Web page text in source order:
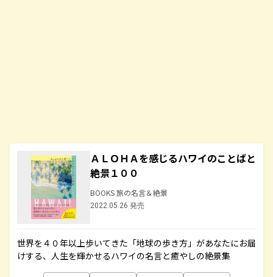
ＡＬＯＨＡを感じるハワイのことばと
絶景１００
BOOKS 旅の名言＆絶景
2022.05.26 発売
世界を４０年以上歩いてきた「地球の歩き方」があなたにお届
けする、人生を輝かせるハワイの名言と癒やしの絶景集